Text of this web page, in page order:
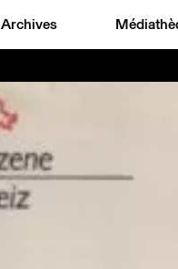
Archives